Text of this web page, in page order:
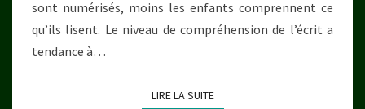
sont numérisés, moins les enfants comprennent ce
qu’ils lisent. Le niveau de compréhension de l’écrit a
tendance à…
LIRE LA SUITELIRE LA SUITE